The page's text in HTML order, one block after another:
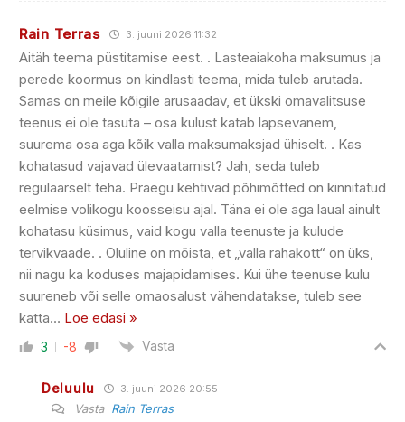
Rain Terras 3. juuni 2026 11:32
Aitäh teema püstitamise eest. . Lasteaiakoha maksumus ja
perede koormus on kindlasti teema, mida tuleb arutada.
Samas on meile kõigile arusaadav, et ükski omavalitsuse
teenus ei ole tasuta – osa kulust katab lapsevanem,
suurema osa aga kõik valla maksumaksjad ühiselt. . Kas
kohatasud vajavad ülevaatamist? Jah, seda tuleb
regulaarselt teha. Praegu kehtivad põhimõtted on kinnitatud
eelmise volikogu koosseisu ajal. Täna ei ole aga laual ainult
kohatasu küsimus, vaid kogu valla teenuste ja kulude
tervikvaade. . Oluline on mõista, et „valla rahakott“ on üks,
nii nagu ka koduses majapidamises. Kui ühe teenuse kulu
suureneb või selle omaosalust vähendatakse, tuleb see
katta… Loe edasi »
3 -8 Vasta
Deluulu 3. juuni 2026 20:55
Vasta Rain Terras